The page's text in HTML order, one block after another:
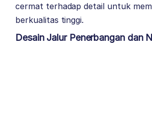
cermat terhadap detail untuk
berkualitas tinggi.
Desain Jalur Penerbangan dan